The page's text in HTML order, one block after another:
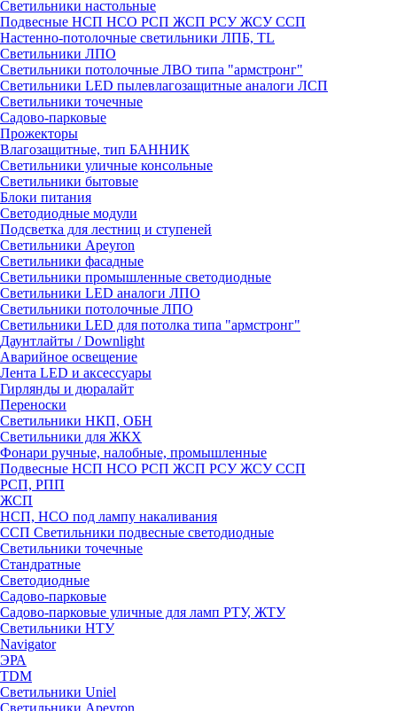
Светильники настольные
Подвесные НСП НСО РСП ЖСП РСУ ЖСУ ССП
Настенно-потолочные светильники ЛПБ, TL
Светильники ЛПО
Светильники потолочные ЛВО типа "армстронг"
Светильники LED пылевлагозащитные аналоги ЛСП
Светильники точечные
Садово-парковые
Прожекторы
Влагозащитные, тип БАННИК
Светильники уличные консольные
Светильники бытовые
Блоки питания
Светодиодные модули
Подсветка для лестниц и ступеней
Светильники Apeyron
Светильники фасадные
Светильники промышленные светодиодные
Светильники LED аналоги ЛПО
Светильники потолочные ЛПО
Светильники LED для потолка типа "армстронг"
Даунтлайты / Downlight
Аварийное освещение
Лента LED и аксессуары
Гирлянды и дюралайт
Переноски
Светильники НКП, ОБН
Светильники для ЖКХ
Фонари ручные, налобные, промышленные
Подвесные НСП НСО РСП ЖСП РСУ ЖСУ ССП
РСП, РПП
ЖСП
НСП, НСО под лампу накаливания
ССП Светильники подвесные светодиодные
Светильники точечные
Стандратные
Светодиодные
Садово-парковые
Садово-парковые уличные для ламп РТУ, ЖТУ
Светильники НТУ
Navigator
ЭРА
TDM
Светильники Uniel
Светильники Apeyron